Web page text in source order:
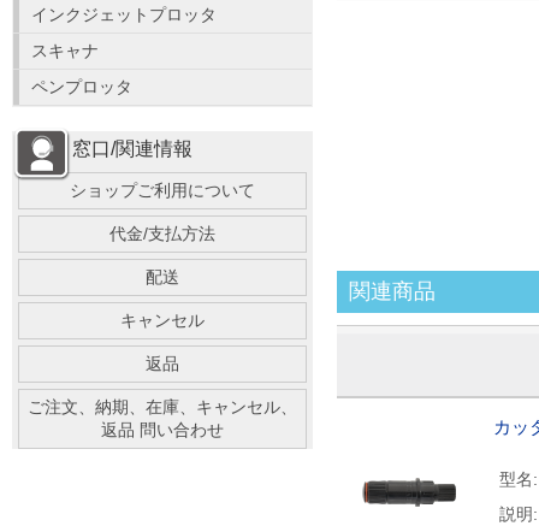
関連商品
カッ
型名:
説明:
インクジェットプロッタ
スキャナ
ペンプロッタ
窓口/関連情報
ショップご利用について
代金/支払方法
配送
キャンセル
返品
ご注文、納期、在庫、キャンセル、
返品 問い合わせ